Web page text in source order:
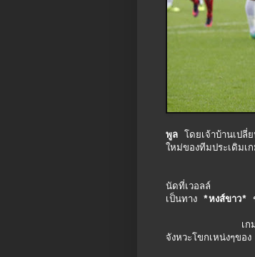
พูล โดยเจ้าบ้านเปลี่
ใหม่ของทีมประเดิม
ส่วนทีมเยือนปรั
นัดที่เวอลล์
เป็นทาง *หงส์ขาว*
เกมเริ่มทีมเยือน
จังหวะโขกเหน่งๆข